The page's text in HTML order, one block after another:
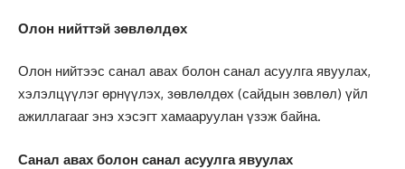
Олон нийттэй зөвлөлдөх
Олон нийтээс санал авах болон санал асуулга явуулах,
хэлэлцүүлэг өрнүүлэх, зөвлөлдөх (сайдын зөвлөл) үйл
ажиллагааг энэ хэсэгт хамааруулан үзэж байна.
Санал авах болон санал асуулга явуулах